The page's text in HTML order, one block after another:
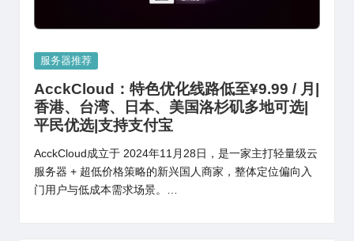
Posted
服务器推荐
AcckCloud：特色优化线路低至¥9.99 / 月|
香港、台湾、日本、美国洛杉矶多地可选|
平民优选|支持支付宝
AcckCloud成立于 2024年11月28日，是一家主打轻量级云
服务器 + 超低价格策略的新兴国人商家，整体定位偏向入
门用户与低成本需求场景。…